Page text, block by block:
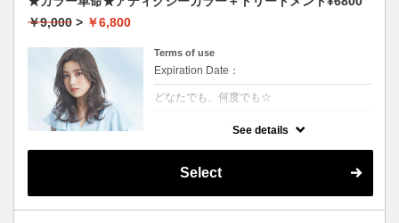
￥9,000 > ￥6,800
Terms of use
Expiration Date：
どなたでも、何度でも☆
「ツヤ」「手触り」が格段にＵＰ！ダメージ
が1/5のため、綺麗な色味で毎回染められま
す。/ロング料金無/コテ巻無料/当日予約OK
りだけのカットの場合（＋1000円）
See details
Select